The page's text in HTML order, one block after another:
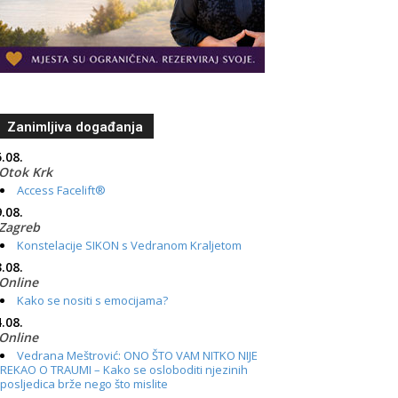
Zanimljiva događanja
Otok Krk
Access Facelift®
Konstelacije SIKON s Vedranom Kraljetom
Online
Kako se nositi s emocijama?
Online
Vedrana Meštrović: ONO ŠTO VAM NITKO NIJE
REKAO O TRAUMI – Kako se osloboditi njezinih
posljedica brže nego što mislite